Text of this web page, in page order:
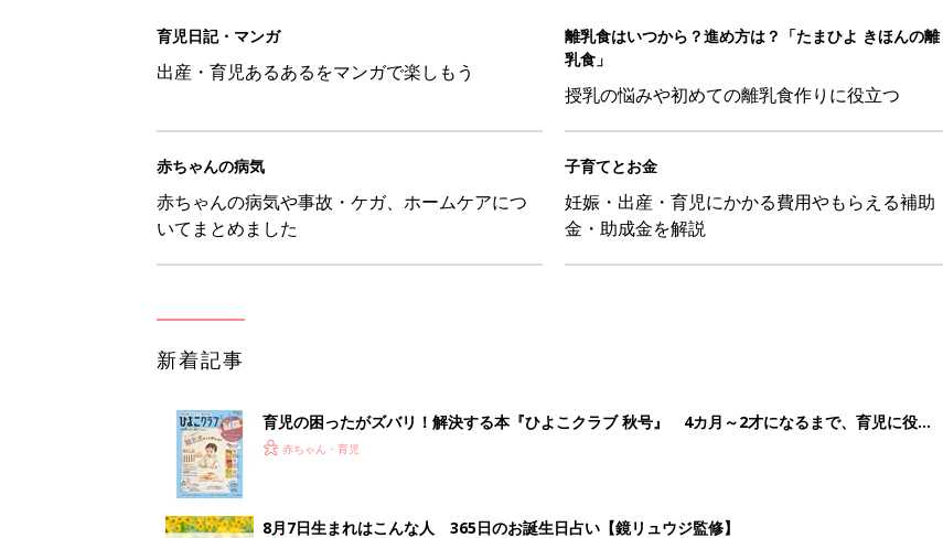
育児の困ったがズバリ！解決する本『ひよこクラブ 秋号』 4カ月～2才になるまで、育児に役立
つ情報がいっぱい！
赤ちゃん・育児
8月7日生まれはこんな人 365日のお誕生日占い【鏡リュウジ監修】
赤ちゃん・育児
あなたの「服を捨てるマイルール」、間違っているかも？「思い出があって捨てられない」に収納
< 1 2 3 4 5 >